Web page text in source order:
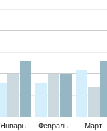
Январь Февраль Март